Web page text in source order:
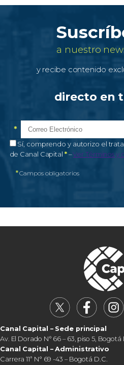
a nuestro
y recibe contenido
directo en
Correo electrónico*
*
Campo obligatorio
Autorización de tratamiento de
Sí, comprendo y autorizo el
de Canal Capital *–Campo
Ver Términos y
*Campos obligatorios
Canal Capital – Sede principal
Av. El Dorado N° 66 – 63, piso 5, Bogotá
Canal Capital – Administrativo
Carrera 11ª N° 69 -43 – Bogotá D.C.